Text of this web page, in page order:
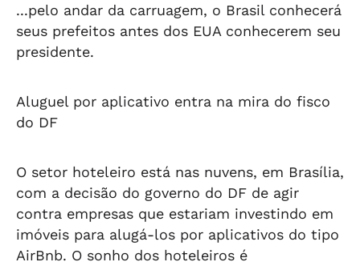
...pelo andar da carruagem, o Brasil conhecerá
seus prefeitos antes dos EUA conhecerem seu
presidente.
Aluguel por aplicativo entra na mira do fisco
do DF
O setor hoteleiro está nas nuvens, em Brasília,
com a decisão do governo do DF de agir
contra empresas que estariam investindo em
imóveis para alugá-los por aplicativos do tipo
AirBnb. O sonho dos hoteleiros é